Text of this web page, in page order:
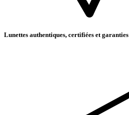
Lunettes authentiques, certifiées et garanties